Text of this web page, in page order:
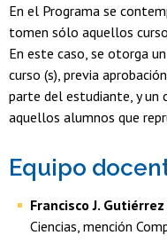
En el Programa se
tomen sólo aquellos
En este caso, se otorga
curso (s), previa
parte del estudiante, y un
aquellos alumnos que
Equipo
Francisco J. Gutiérrez
Ciencias, mención